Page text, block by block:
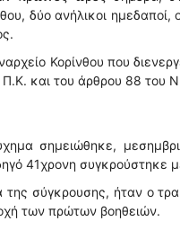
δύο ανήλικοι ημεδαποί,
Κορίνθου που
και του άρθρου 88 του
σημειώθηκε,
41χρονη συγκρούστηκε
σύγκρουσης, ήταν ο
των πρώτων βοηθειών.